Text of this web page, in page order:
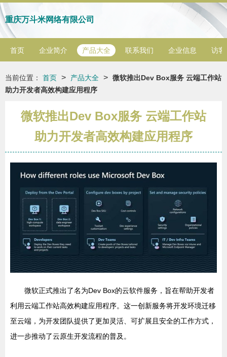
重庆万斗米网络有限公司
首页 企业简介 产品大全 联系我们 企业信息 访客
当前位置： 首页 > 产品大全 > 微软推出Dev Box服务 云端工作站
助力开发者高效构建应用程序
微软推出Dev Box服务 云端工作站
助力开发者高效构建应用程序
微软正式推出了名为Dev Box的云软件服务，旨在帮助开发者
利用云端工作站高效构建应用程序。这一创新服务将开发环境迁移
至云端，为开发团队提供了更加灵活、可扩展且安全的工作方式，
进一步推动了云原生开发流程的普及。